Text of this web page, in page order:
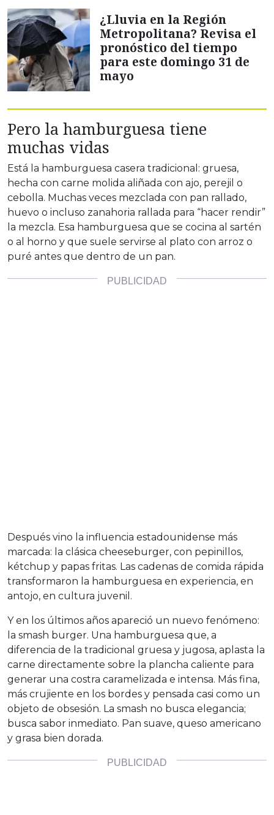
¿Lluvia en la Región
Metropolitana? Revisa el
pronóstico del tiempo
para este domingo 31 de
mayo
Pero la hamburguesa tiene
muchas vidas
Está la hamburguesa casera tradicional: gruesa,
hecha con carne molida aliñada con ajo, perejil o
cebolla. Muchas veces mezclada con pan rallado,
huevo o incluso zanahoria rallada para “hacer rendir”
la mezcla. Esa hamburguesa que se cocina al sartén
o al horno y que suele servirse al plato con arroz o
puré antes que dentro de un pan.
Después vino la influencia estadounidense más
marcada: la clásica cheeseburger, con pepinillos,
kétchup y papas fritas. Las cadenas de comida rápida
transformaron la hamburguesa en experiencia, en
antojo, en cultura juvenil.
Y en los últimos años apareció un nuevo fenómeno:
la smash burger. Una hamburguesa que, a
diferencia de la tradicional gruesa y jugosa, aplasta la
carne directamente sobre la plancha caliente para
generar una costra caramelizada e intensa. Más fina,
más crujiente en los bordes y pensada casi como un
objeto de obsesión. La smash no busca elegancia;
busca sabor inmediato. Pan suave, queso americano
y grasa bien dorada.